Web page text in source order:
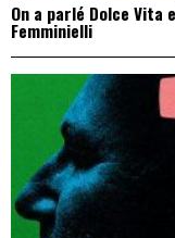
On a parlé Dolce
Femminielli